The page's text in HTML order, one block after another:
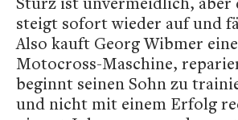
steigt sofort wieder auf und
Also kauft Georg Wibmer
Motocross-Maschine,
beginnt seinen Sohn zu
und nicht mit einem Erfolg